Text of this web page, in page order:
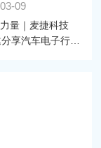
09
量｜麦捷科技
享汽车电子行业